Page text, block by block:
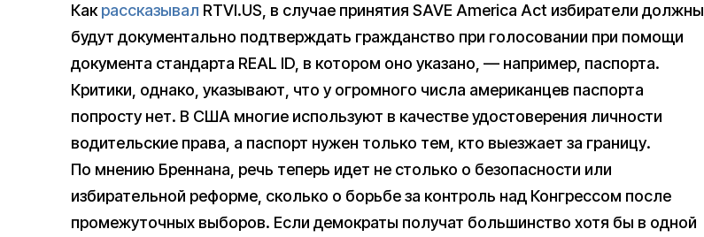
Какрассказывал RTVI.US, в случае принятия SAVE America Act избиратели должны
будут документально подтверждать гражданство при голосовании при помощи
документа стандарта REAL ID, в котором оно указано, — например, паспорта.
Критики, однако, указывают, что у огромного числа американцев паспорта
попросту нет. В США многие используют в качестве удостоверения личности
водительские права, а паспорт нужен только тем, кто выезжает за границу.
По мнению Бреннана, речь теперь идет не столько о безопасности или
избирательной реформе, сколько о борьбе за контроль над Конгрессом после
промежуточных выборов. Если демократы получат большинство хотя бы в одной